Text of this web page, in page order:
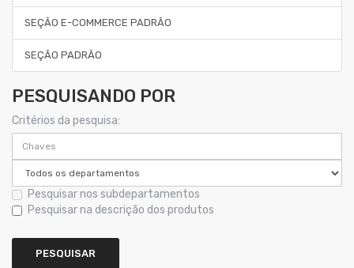
SEÇÃO E-COMMERCE PADRÃO
SEÇÃO PADRÃO
PESQUISANDO POR
Critérios da pesquisa:
Pesquisar nos subdepartamentos
Pesquisar na descrição dos produtos